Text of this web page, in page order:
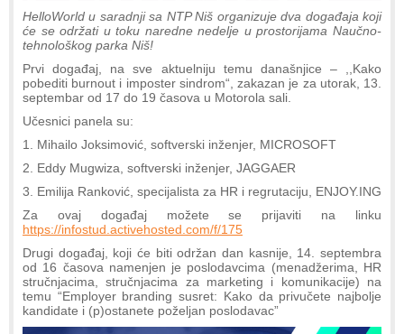
HelloWorld u saradnji sa NTP Niš organizuje dva događaja koji
će se održati u toku naredne nedelje u prostorijama Naučno-
tehnološkog parka Niš!
Prvi događaj, na sve aktuelniju temu današnjice – ,,Kako
pobediti burnout i imposter sindrom“, zakazan je za utorak, 13.
septembar od 17 do 19 časova u Motorola sali.
Učesnici panela su:
1. Mihailo Joksimović, softverski inženjer, MICROSOFT
2. Eddy Mugwiza, softverski inženjer, JAGGAER
3. Emilija Ranković, specijalista za HR i regrutaciju, ENJOY.ING
Za ovaj događaj možete se prijaviti na linku
https://infostud.activehosted.com/f/175
Drugi događaj, koji će biti održan dan kasnije, 14. septembra
od 16 časova namenjen je poslodavcima (menadžerima, HR
stručnjacima, stručnjacima za marketing i komunikacije) na
temu “Employer branding susret: Kako da privučete najbolje
kandidate i (p)ostanete poželjan poslodavac”